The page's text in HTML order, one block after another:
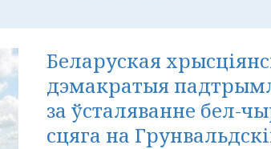
Беларуская
дэмакратыя
за ўсталяванне бел-
сцяга на